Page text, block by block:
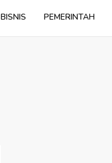
BISNIS PEMERINTAH